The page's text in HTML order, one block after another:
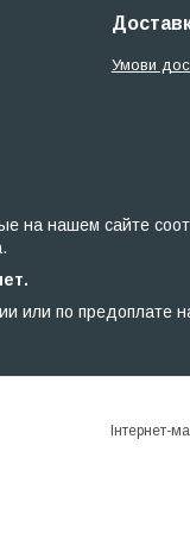
Умови
на нашем сайте
или по предоплате